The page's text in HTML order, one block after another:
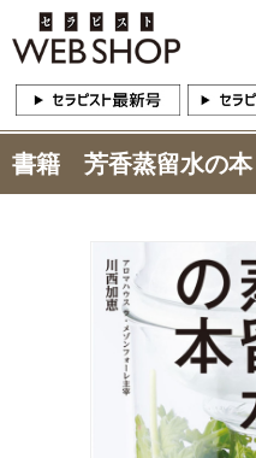
書籍 芳香蒸留水の本